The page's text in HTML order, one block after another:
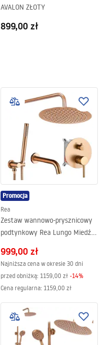
AVALON ZŁOTY
899,00 zł
Promocja
Rea
Zestaw wannowo-prysznicowy
podtynkowy Rea Lungo Miedź
999,00 zł
Najniższa cena w okresie 30 dni
przed obniżką: 1159,00 zł -14%
Cena regularna: 1159,00 zł